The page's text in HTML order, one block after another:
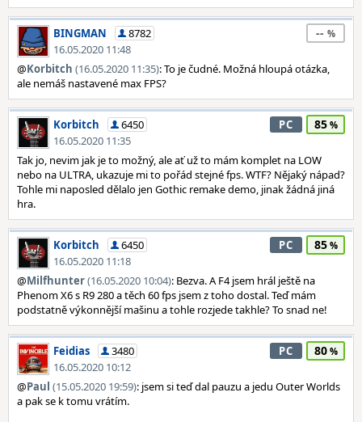
BINGMAN
8782
16.05.2020 11:48
--
@Korbitch (16.05.2020 11:35): To je čudné. Možná hloupá otázka,
ale nemáš nastavené max FPS?
Korbitch
6450
16.05.2020 11:35
PC 85
Tak jo, nevim jak je to možný, ale ať už to mám komplet na LOW
nebo na ULTRA, ukazuje mi to pořád stejné fps. WTF? Nějaký nápad?
Tohle mi naposled dělalo jen Gothic remake demo, jinak žádná jiná
hra.
Korbitch
6450
16.05.2020 11:18
PC 85
@Milfhunter(16.05.2020 10:04): Bezva. A F4 jsem hrál ještě na
Phenom X6 s R9 280 a těch 60 fps jsem z toho dostal. Teď mám
podstatně výkonnější mašinu a tohle rozjede takhle? To snad ne!
Feidias
3480
16.05.2020 10:12
PC 80
@Paul (15.05.2020 19:59): jsem si teď dal pauzu a jedu Outer Worlds
a pak se k tomu vrátím.